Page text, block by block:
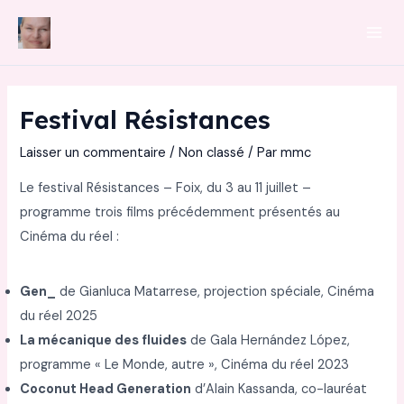
Festival Résistances
Laisser un commentaire /Non classé / Parmmc
Le festival Résistances – Foix, du 3 au 11 juillet –
programme trois films précédemment présentés au
Cinéma du réel :
Gen_
de Gianluca Matarrese, projection spéciale, Cinéma
du réel 2025
La mécanique des fluides de Gala Hernández López,
programme « Le Monde, autre », Cinéma du réel 2023
Coconut Head Generation d’Alain Kassanda, co-lauréat